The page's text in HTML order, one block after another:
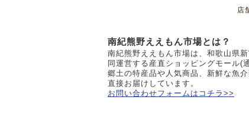
店
南紀熊野ええもん市場とは？
南紀熊野ええもん市場は、和歌山県
同運営する産直ショッピングモール(
郷土の特産品や人気商品、新鮮な魚
直接お届けしています。
お問い合わせフォームはコチラ>>